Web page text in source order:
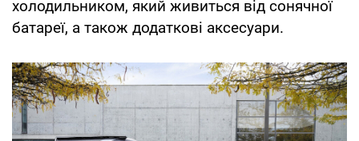
холодильником, який живиться від сонячної
батареї, а також додаткові аксесуари.